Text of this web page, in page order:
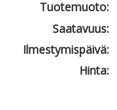
Tuotemuoto:
Saatavuus:
Ilmestymispäivä:
Hinta: